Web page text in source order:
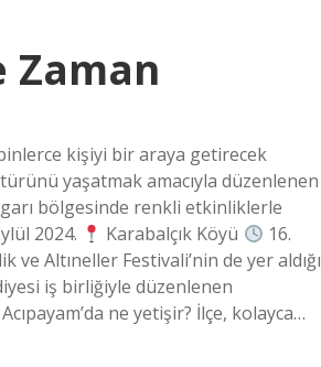
Zaman
kişiyi bir araya getirecek
yaşatmak amacıyla düzenlenen
bölgesinde renkli etkinliklerle
2024. Karabalçık Köyü
16.
Altıneller Festivali’nin de yer aldığı
iş birliğiyle düzenlenen
ne yetişir? İlçe, kolayca…